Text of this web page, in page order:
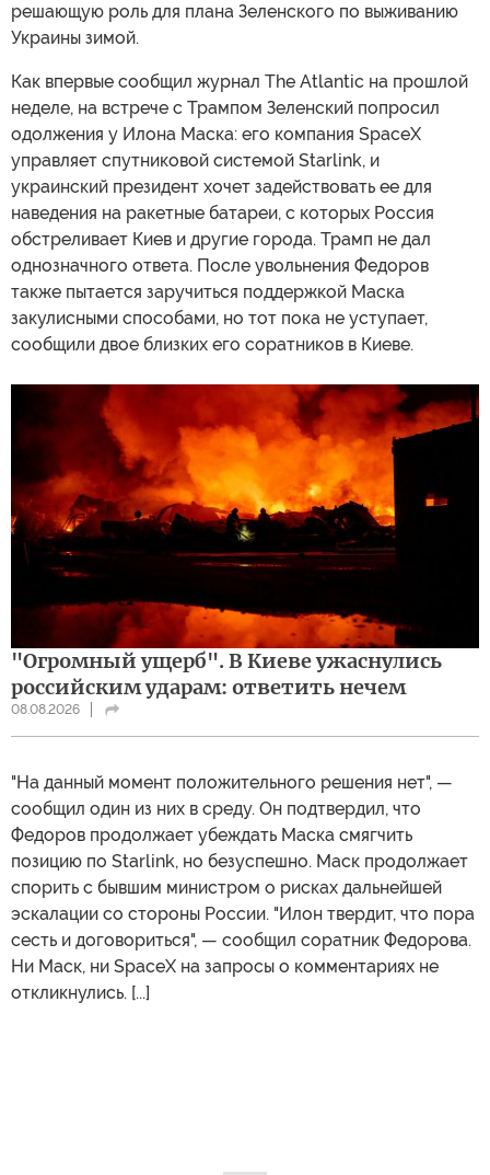
решающую роль для плана Зеленского по выживанию
Украины зимой.
Как впервые сообщил журнал The Atlantic на прошлой
неделе, на встрече с Трампом Зеленский попросил
одолжения у Илона Маска: его компания SpaceX
управляет спутниковой системой Starlink, и
украинский президент хочет задействовать ее для
наведения на ракетные батареи, с которых Россия
обстреливает Киев и другие города. Трамп не дал
однозначного ответа. После увольнения Федоров
также пытается заручиться поддержкой Маска
закулисными способами, но тот пока не уступает,
сообщили двое близких его соратников в Киеве.
"Огромный ущерб". В Киеве ужаснулись
российским ударам: ответить нечем
08.08.2026
"На данный момент положительного решения нет", —
сообщил один из них в среду. Он подтвердил, что
Федоров продолжает убеждать Маска смягчить
позицию по Starlink, но безуспешно. Маск продолжает
спорить с бывшим министром о рисках дальнейшей
эскалации со стороны России. "Илон твердит, что пора
сесть и договориться", — сообщил соратник Федорова.
Ни Маск, ни SpaceX на запросы о комментариях не
откликнулись. [...]